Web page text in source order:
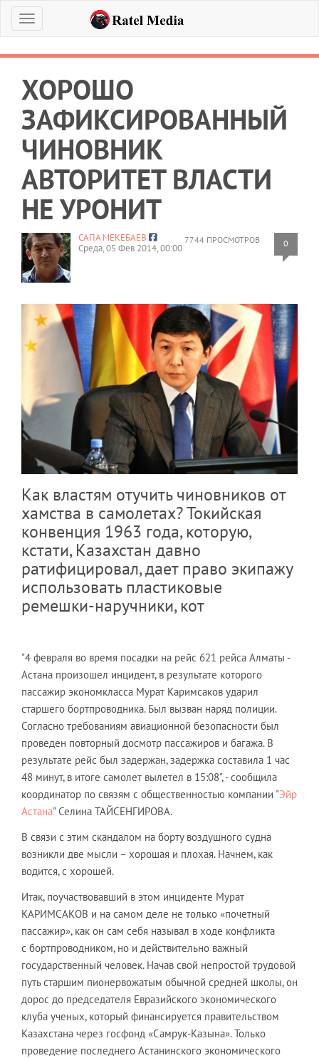
Меню
ХОРОШО
ЗАФИКСИРОВАННЫЙ
ЧИНОВНИК
АВТОРИТЕТ ВЛАСТИ
НЕ УРОНИТ
7744 ПРОСМОТРОВ 0
САПА МЕКЕБАЕВ
Среда, 05 Фев 2014, 00:00
Как властям отучить чиновников от
хамства в самолетах? Токийская
конвенция 1963 года, которую,
кстати, Казахстан давно
ратифицировал, дает право экипажу
использовать пластиковые
ремешки-наручники, кот
"4 февраля во время посадки на рейс 621 рейса Алматы -
Астана произошел инцидент, в результате которого
пассажир экономкласса Мурат Каримсаков ударил
старшего бортпроводника. Был вызван наряд полиции.
Согласно требованиям авиационной безопасности был
проведен повторный досмотр пассажиров и багажа. В
результате рейс был задержан, задержка составила 1 час
48 минут, в итоге самолет вылетел в 15:08", - сообщила
координатор по связям с общественностью компании "Эйр
Астана" Селина ТАЙСЕНГИРОВА.
В связи с этим скандалом на борту воздушного судна
возникли две мысли – хорошая и плохая. Начнем, как
водится, с хорошей.
Итак, поучаствовавший в этом инциденте Мурат
КАРИМСАКОВ и на самом деле не только «почетный
пассажир», как он сам себя называл в ходе конфликта
с бортпроводником, но и действительно важный
государственный человек. Начав свой непростой трудовой
путь старшим пионервожатым обычной средней школы, он
дорос до председателя Евразийского экономического
клуба ученых, который финансируется правительством
Казахстана через госфонд «Самрук-Казына». Только
проведение последнего Астанинского экономического